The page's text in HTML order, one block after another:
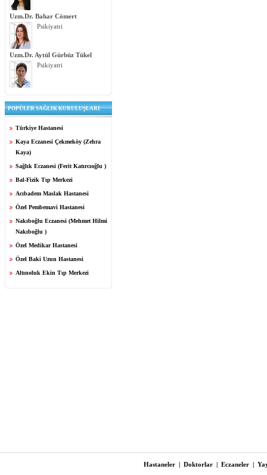
Uzm.Dr. Bahar Cömert
Psikiyatri
Uzm.Dr. Aytül Gürbüz Tükel
Psikiyatri
POPÜLER SAĞLIK KURULUŞLARI
Türkiye Hastanesi
Kaya Eczanesi Çekmeköy (Zehra
Kaya)
Sağlık Eczanesi (Ferit Katırcıoğlu )
Bal-Fizik Tıp Merkezi
Acıbadem Maslak Hastanesi
Özel Pembemavi Hastanesi
Nakıboğlu Eczanesi (Mehmet Hilmi
Nakıboğlu )
Özel Medikar Hastanesi
Özel Baki Uzun Hastanesi
Altınoluk Ekin Tıp Merkezi
Hastaneler | Doktorlar | Eczaneler |